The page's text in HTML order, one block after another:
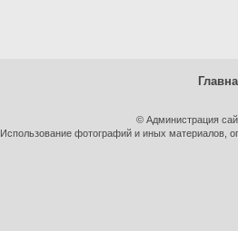
© Администрация
Использование фотографий и иных материалов,